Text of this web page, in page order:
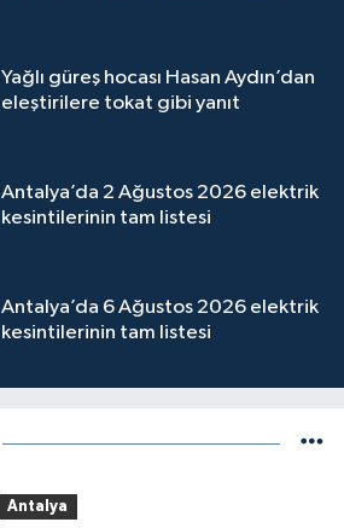
Yağlı güreş hocası Hasan Aydın’dan
eleştirilere tokat gibi yanıt
Antalya’da 2 Ağustos 2026 elektrik
kesintilerinin tam listesi
Antalya’da 6 Ağustos 2026 elektrik
kesintilerinin tam listesi
Antalya